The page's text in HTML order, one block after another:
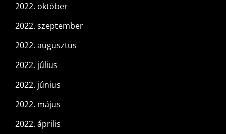
2022. október
2022. szeptember
2022. augusztus
2022. július
2022. június
2022. május
2022. április